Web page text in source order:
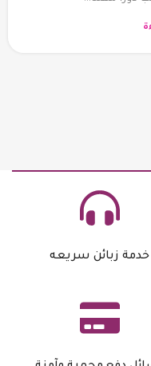
خدمة زبائن سريعه